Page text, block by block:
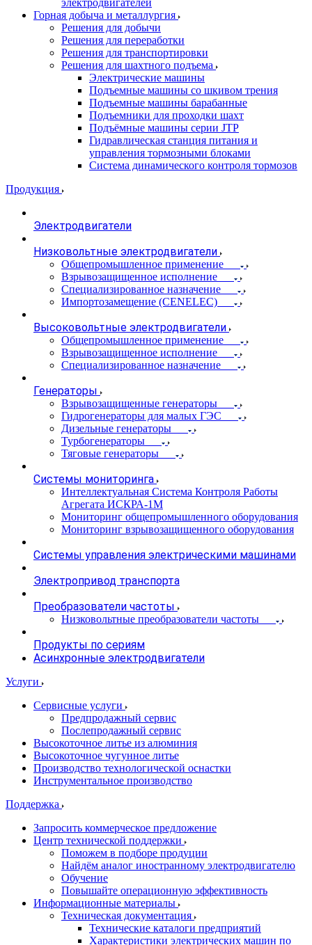
электродвигателей
Горная добыча и металлургия
Решения для добычи
Решения для переработки
Решения для транспортировки
Решения для шахтного подъема
Электрические машины
Подъемные машины со шкивом трения
Подъемные машины барабанные
Подъемники для проходки шахт
Подъёмные машины серии JTP
Гидравлическая станция питания и
управления тормозными блоками
Система динамического контроля тормозов
Продукция
Электродвигатели
Низковольтные электродвигатели
Общепромышленное применение
Взрывозащищенное исполнение
Специализированное назначение
Импортозамещение (CENELEC)
Высоковольтные электродвигатели
Общепромышленное применение
Взрывозащищенное исполнение
Специализированное назначение
Генераторы
Взрывозащищенные генераторы
Гидрогенераторы для малых ГЭС
Дизельные генераторы
Турбогенераторы
Тяговые генераторы
Системы мониторинга
Интеллектуальная Система Контроля Работы
Агрегата ИСКРА-1М
Мониторинг общепромышленного оборудования
Мониторинг взрывозащищенного оборудования
Системы управления электрическими машинами
Электропривод транспорта
Преобразователи частоты
Низковольтные преобразователи частоты
Продукты по сериям
Асинхронные электродвигатели
Услуги
Сервисные услуги
Предпродажный сервис
Послепродажный сервис
Высокоточное литье из алюминия
Высокоточное чугунное литье
Производство технологической оснастки
Инструментальное производство
Поддержка
Запросить коммерческое предложение
Центр технической поддержки
Поможем в подборе продуции
Найдём аналог иностранному электродвигателю
Обучение
Повышайте операционную эффективность
Информационные материалы
Техническая документация
Технические каталоги предприятий
Характеристики электрических машин по